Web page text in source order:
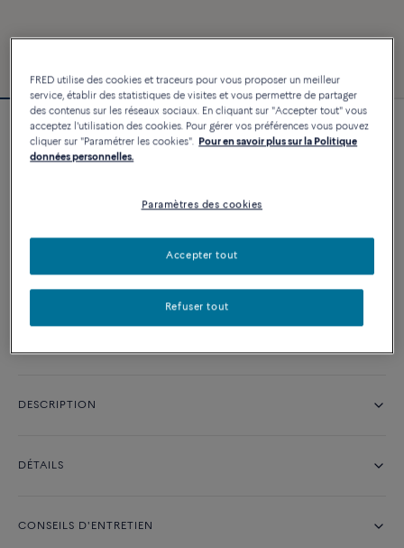
Bracelet Force 10
2 640 €
Disponibilité en boutique
DESCRIPTION
DÉTAILS
CONSEILS D'ENTRETIEN
FRED utilise des cookies et traceurs pour vous proposer un meilleur
service, établir des statistiques de visites et vous permettre de partager
des contenus sur les réseaux sociaux. En cliquant sur "Accepter tout" vous
acceptez l'utilisation des cookies. Pour gérer vos préférences vous pouvez
cliquer sur "Paramétrer les cookies". Pour en savoir plus sur la Politique
données personnelles.
Paramètres des cookies
Refuser tout
Accepter tout